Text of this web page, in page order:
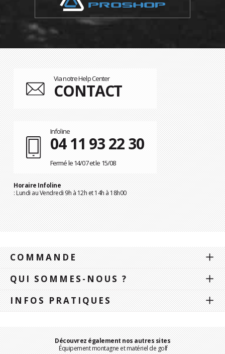
Via notre Help Center
CONTACT
Infoline
04 11 93 22 30
Fermé le 14/07 et le 15/08
Horaire Infoline
: Lundi au Vendredi 9h à 12h et 14h à 18h00
COMMANDE
QUI SOMMES-NOUS ?
INFOS PRATIQUES
Découvrez également nos autres sites
Équipement montagne et matériel de golf